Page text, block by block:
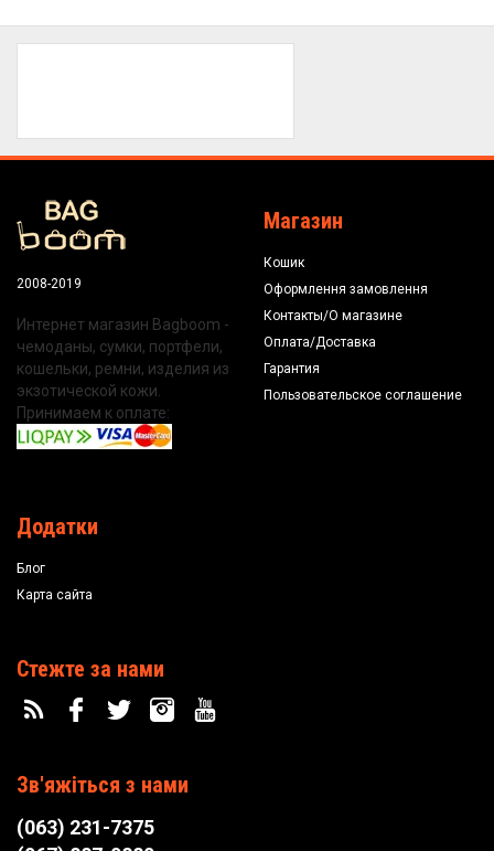
2008-2019
Интернет магазин Bagboom -
чемоданы, сумки, портфели,
кошельки, ремни, изделия из
экзотической кожи.
Принимаем к оплате:
Магазин
Кошик
Оформлення замовлення
Контакты/О магазине
Оплата/Доставка
Гарантия
Пользовательское соглашение
Додатки
Блог
Карта сайта
Стежте за нами
Зв'яжіться з нами
(063) 231-7375